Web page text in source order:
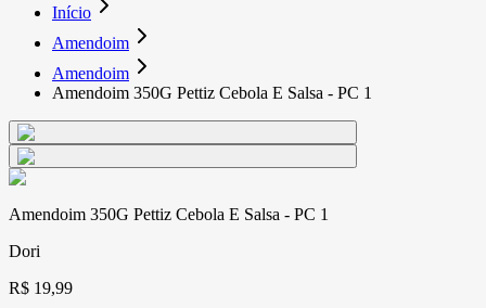
Início
Amendoim
Amendoim
Amendoim 350G Pettiz Cebola E Salsa - PC 1
Amendoim 350G Pettiz Cebola E Salsa - PC 1
Dori
R$ 19,99